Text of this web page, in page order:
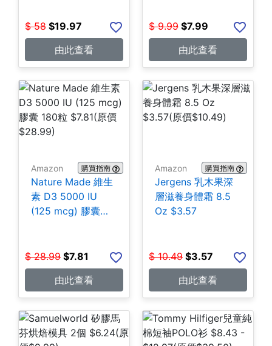
$ 58 $19.97
由此查看
$ 9.99 $7.99
由此查看
Amazon 購買指南
Nature Made 維生
素 D3 5000 IU
(125 mcg) 膠囊
$ 28.99 $7.81
由此查看
Amazon 購買指南
Jergens 乳木果深
層滋養身體霜 8.5
Oz $3.57
$ 10.49 $3.57
由此查看